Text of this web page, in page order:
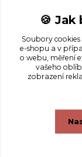
Kontakty
+420 775 308
🍪
Soubory
e-shopu a v
o webu, měření
vašeho
zobrazení